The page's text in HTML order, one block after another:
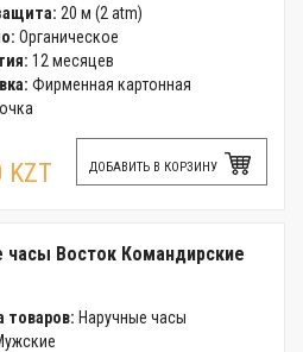
20 м (2 atm)
Органическое
12 месяцев
Фирменная картонная
KZT ДОБАВИТЬ В КОРЗИНУ
часы Восток Командирские
товаров: Наручные часы